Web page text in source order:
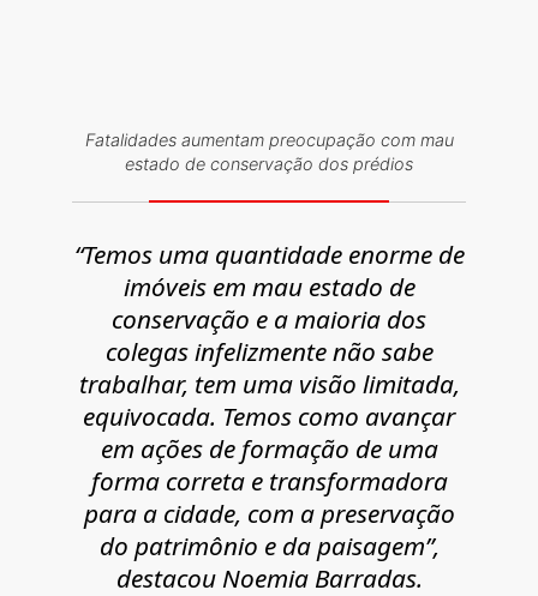
Fatalidades aumentam preocupação com mau
estado de conservação dos prédios
“Temos uma quantidade enorme de
imóveis em mau estado de
conservação e a maioria dos
colegas infelizmente não sabe
trabalhar, tem uma visão limitada,
equivocada. Temos como avançar
em ações de formação de uma
forma correta e transformadora
para a cidade, com a preservação
do patrimônio e da paisagem”,
destacou Noemia Barradas.